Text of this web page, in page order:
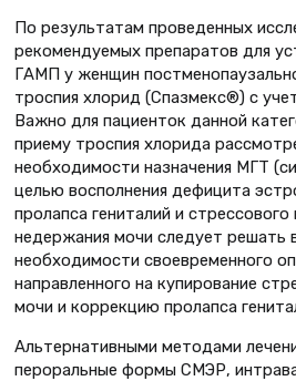
По результатам проведенных
рекомендуемых препаратов для
ГАМП у женщин
троспия хлорид (Спазмекс®) с
Важно для пациенток данной
приему троспия хлорида
необходимости назначения МГТ
целью восполнения дефицита
пролапса гениталий и
недержания мочи следует решать
необходимости своевременного
направленного на купирование
мочи и коррекцию пролапса
Альтернативными методами
пероральные формы СМЭР,